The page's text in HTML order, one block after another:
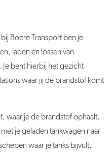
bij Boere Transport ben je
laden en lossen van
Je bent hierbij het gezicht
waar jij de brandstof komt
waar je de brandstof ophaalt.
je geladen tankwagen naar
waar je tanks bijvult.